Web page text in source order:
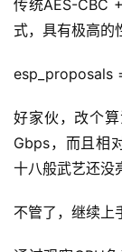
传统AES-CBC
式，具有极高的
esp_proposals
好家伙，改个
Gbps，而且相
十八般武艺还没
不管了，继续上